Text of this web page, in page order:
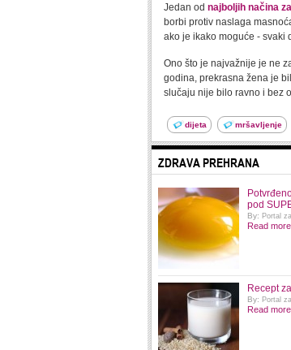
Jedan od najboljih načina
borbi protiv naslaga
ako je ikako moguće - svaki
Ono što je najvažnije je ne
godina, prekrasna žena je
slučaju nije bilo ravno i bez
dijeta mršavljenje
ZDRAVA PREHRANA
pod
By: Portal
Read
Recept
By: Portal
Read